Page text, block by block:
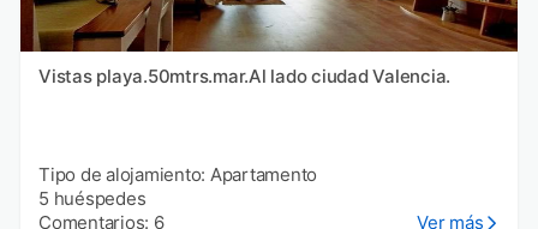
Vistas playa.50mtrs.mar.Al lado ciudad Valencia.
Tipo de alojamiento: Apartamento
5 huéspedes
Comentarios: 6
Ver más